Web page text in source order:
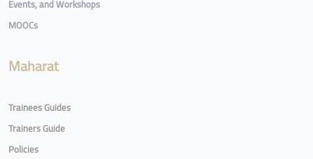
Events, and Workshops
MOOCs
Maharat
Trainees Guides
Trainers Guide
Policies